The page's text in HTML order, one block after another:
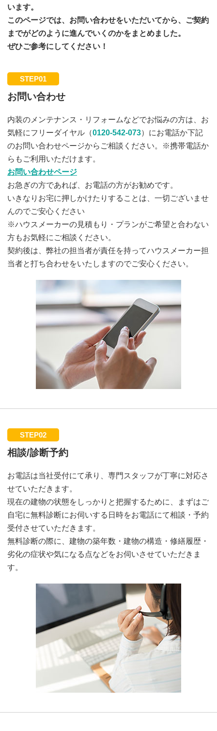
います。
このページでは、お問い合わせをいただいてから、ご契約
までがどのように進んでいくのかをまとめました。
ぜひご参考にしてください！
STEP01
お問い合わせ
内装のメンテナンス・リフォームなどでお悩みの方は、お
気軽にフリーダイヤル（0120-542-073）にお電話か下記
のお問い合わせページからご相談ください。※携帯電話か
らもご利用いただけます。
お問い合わせページ
お急ぎの方であれば、お電話の方がお勧めです。
いきなりお宅に押しかけたりすることは、一切ございませ
んのでご安心ください
※ハウスメーカーの見積もり・プランがご希望と合わない
方もお気軽にご相談ください。
契約後は、弊社の担当者が責任を持ってハウスメーカー担
当者と打ち合わせをいたしますのでご安心ください。
STEP02
相談/診断予約
お電話は当社受付にて承り、専門スタッフが丁寧に対応さ
せていただきます。
現在の建物の状態をしっかりと把握するために、まずはご
自宅に無料診断にお伺いする日時をお電話にて相談・予約
受付させていただきます。
無料診断の際に、建物の築年数・建物の構造・修繕履歴・
劣化の症状や気になる点などをお伺いさせていただきま
す。